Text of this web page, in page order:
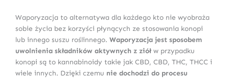
Waporyzacja to alternatywa dla każdego kto nie wyobraża
sobie życia bez korzyści płynących ze stosowania konopi
lub innego suszu roślinnego. Waporyzacja jest sposobem
uwolnienia składników aktywnych z ziół w przypadku
konopi są to kannabinoidy takie jak CBD, CBD, THC, THCC i
wiele innych. Dzięki czemu nie dochodzi do procesu